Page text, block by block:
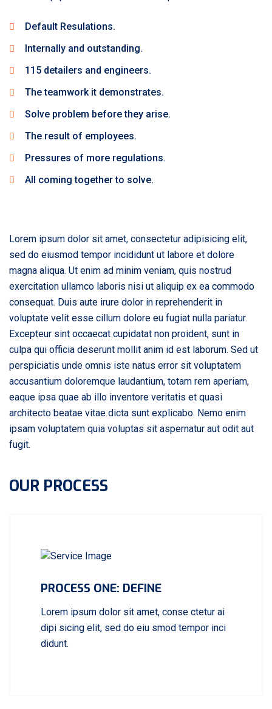
Default Resulations.
Internally and outstanding.
115 detailers and engineers.
The teamwork it demonstrates.
Solve problem before they arise.
The result of employees.
Pressures of more regulations.
All coming together to solve.
Lorem ipsum dolor sit amet, consectetur adipisicing elit,
sed do eiusmod tempor incididunt ut labore et dolore
magna aliqua. Ut enim ad minim veniam, quis nostrud
exercitation ullamco laboris nisi ut aliquip ex ea commodo
consequat. Duis aute irure dolor in reprehenderit in
voluptate velit esse cillum dolore eu fugiat nulla pariatur.
Excepteur sint occaecat cupidatat non proident, sunt in
culpa qui officia deserunt mollit anim id est laborum. Sed ut
perspiciatis unde omnis iste natus error sit voluptatem
accusantium doloremque laudantium, totam rem aperiam,
eaque ipsa quae ab illo inventore veritatis et quasi
architecto beatae vitae dicta sunt explicabo. Nemo enim
ipsam voluptatem quia voluptas sit aspernatur aut odit aut
fugit.
OUR PROCESS
PROCESS ONE: DEFINE
Lorem ipsum dolor sit amet, conse ctetur ai
dipi sicing elit, sed do eiu smod tempor inci
didunt.